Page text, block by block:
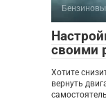
своими
Хотите
вернуть